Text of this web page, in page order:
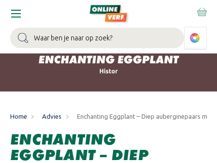
Zoeken
WIN EEN BALLONVAART:Bij besteding vanaf €100,- aan Sikkens
muurverf en/of lak.
Bekijk actie >
Home Advies Enchanting Eggplant – Diep auberginepaars met
ENCHANTING
EGGPLANT – DIEP